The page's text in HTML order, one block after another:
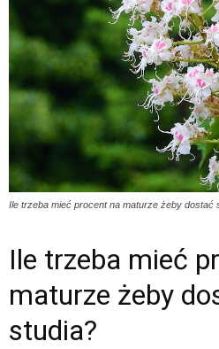
Ile trzeba mieć procent na maturze żeby dostać
Ile trzeba mieć
maturze żeby
studia?